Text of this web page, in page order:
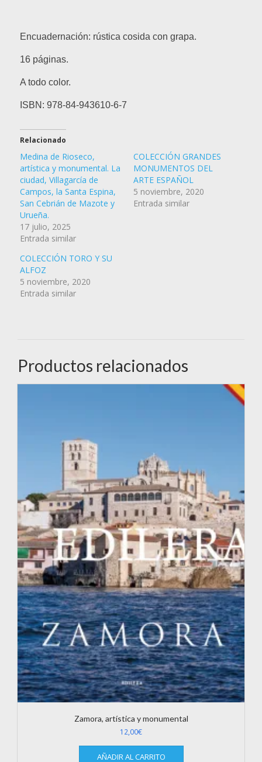
Encuadernación: rústica cosida con grapa.
16 páginas.
A todo color.
ISBN: 978-84-943610-6-7
Relacionado
Medina de Rioseco,
artística y monumental. La
ciudad, Villagarcía de
Campos, la Santa Espina,
San Cebrián de Mazote y
Urueña.
17 julio, 2025
Entrada similar
COLECCIÓN GRANDES
MONUMENTOS DEL
ARTE ESPAÑOL
5 noviembre, 2020
Entrada similar
COLECCIÓN TORO Y SU
ALFOZ
5 noviembre, 2020
Entrada similar
Productos relacionados
Zamora, artística y monumental
12,00€
AÑADIR AL CARRITO